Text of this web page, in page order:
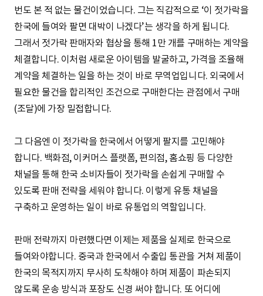
번도 본 적 없는 물건이었습니다. 그는 직감적으로 ‘이 젓가락을
한국에 들여와 팔면 대박이 나겠다’는 생각을 하게 됩니다.
그래서 젓가락 판매자와 협상을 통해 1만 개를 구매하는 계약을
체결합니다. 이처럼 새로운 아이템을 발굴하고, 가격을 조율해
계약을 체결하는 일을 하는 것이 바로 무역업입니다. 외국에서
필요한 물건을 합리적인 조건으로 구매한다는 관점에서 구매
(조달)에 가장 밀접합니다.
그 다음엔 이 젓가락을 한국에서 어떻게 팔지를 고민해야
합니다. 백화점, 이커머스 플랫폼, 편의점, 홈쇼핑 등 다양한
채널을 통해 한국 소비자들이 젓가락을 손쉽게 구매할 수
있도록 판매 전략을 세워야 합니다. 이렇게 유통 채널을
구축하고 운영하는 일이 바로 유통업의 역할입니다.
판매 전략까지 마련했다면 이제는 제품을 실제로 한국으로
들여와야합니다. 중국과 한국에서 수출입 통관을 거쳐 제품이
한국의 목적지까지 무사히 도착해야 하며 제품이 파손되지
않도록 운송 방식과 포장도 신경 써야 합니다. 또 어디에